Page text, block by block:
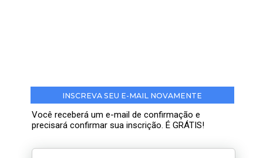
INSCREVA SEU E-MAIL NOVAMENTE
Você receberá um e-mail de confirmação e
precisará confirmar sua inscrição. É GRÁTIS!